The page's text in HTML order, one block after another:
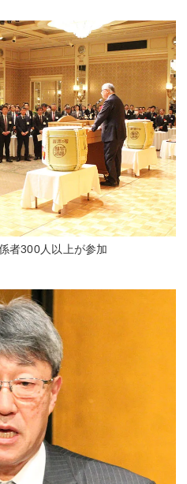
者300人以上が参加